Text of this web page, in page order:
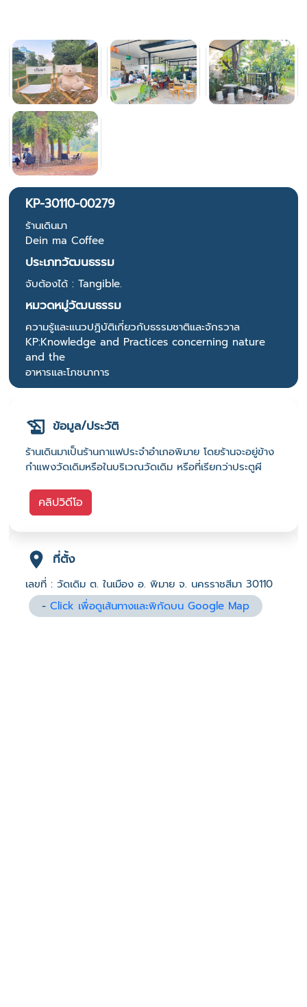
KP-30110-00279
ร้านเดินมา
Dein ma Coffee
ประเภทวัฒนธรรม
จับต้องได้ : Tangible.
หมวดหมู่วัฒนธรรม
ความรู้และแนวปฏิบัติเกี่ยวกับธรรมชาติและจักรวาล
KP:Knowledge and Practices concerning nature
and the
อาหารและโภชนาการ
ข้อมูล/ประวัติ
ร้านเดินมาเป็นร้านกาแฟประจำอำเภอพิมาย โดยร้านจะอยู่ข้าง
กำแพงวัดเดิมหรือในบริเวณวัดเดิม หรือที่เรียกว่าประตูผี
คลิปวิดีโอ
ที่ตั้ง
เลขที่ : วัดเดิม ต. ในเมือง อ. พิมาย จ. นครราชสีมา 30110
-Click เพื่อดูเส้นทางและพิกัดบน Google Map